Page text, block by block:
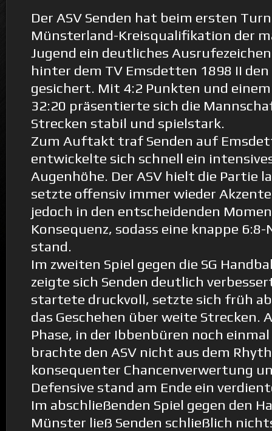
Der ASV Senden hat beim ersten
Münsterland-Kreisqualifikation der
Jugend ein deutliches
hinter dem TV Emsdetten 1898 II
gesichert. Mit 4:2 Punkten und
32:20 präsentierte sich die
Strecken stabil und spielstark.
Zum Auftakt traf Senden auf
entwickelte sich schnell ein
Augenhöhe. Der ASV hielt die Partie
setzte offensiv immer wieder
jedoch in den entscheidenden
Konsequenz, sodass eine knappe
stand.
Im zweiten Spiel gegen die SG
zeigte sich Senden deutlich
startete druckvoll, setzte sich früh
das Geschehen über weite Strecken.
Phase, in der Ibbenbüren noch
brachte den ASV nicht aus dem
konsequenter Chancenverwertung
Defensive stand am Ende ein
Im abschließenden Spiel gegen den
Münster ließ Senden schließlich